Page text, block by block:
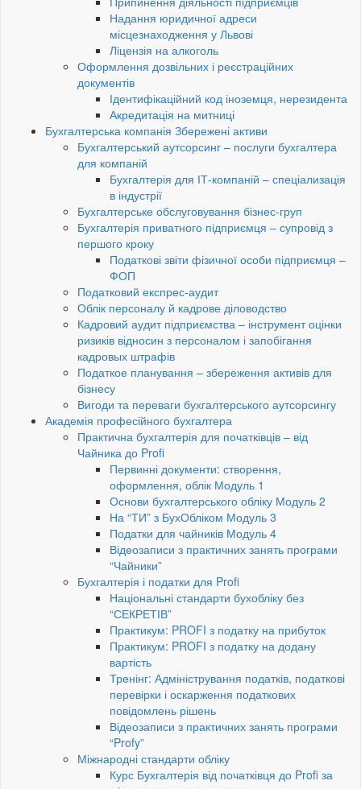
Надання юридичної адреси
місцезнаходження у Львові
Ліцензія на алкоголь
Оформлення дозвільних і реєстраційних
документів
Ідентифікаційний код іноземця, нерезидента
Акредитація на митниці
Бухгалтерська компанія Збережені активи
Бухгалтерський аутсорсинг – послуги бухгалтера
для компаній
Бухгалтерія для ІТ-компаній – спеціализація
в індустрії
Бухгалтерське обслуговування бізнес-груп
Бухгалтерія приватного підприємця – супровід з
першого кроку
Податкові звіти фізичної особи підприємця –
ФОП
Податковий експрес-аудит
Облік персоналу й кадрове діловодство
Кадровий аудит підприємства – інструмент оцінки
ризиків відносин з персоналом і запобігання
кадровых штрафів
Податкое планування – збереження активів для
бізнесу
Вигоди та переваги бухгалтерського аутсорсингу
Академія професійного бухгалтера
Практична бухгалтерія для початківців – від
Чайника до Profi
Первинні документи: створення,
оформлення, облік Модуль 1
Основи бухгалтерського обліку Модуль 2
На “ТИ” з БухОбліком Модуль 3
Податки для чайників Модуль 4
Відеозаписи з практичних занять програми
“Чайники”
Бухгалтерія і податки для Profi
Національні стандарти бухобліку без
“СЕКРЕТІВ”
Практикум: PROFI з податку на прибуток
Практикум: PROFI з податку на додану
вартість
Тренінг: Адміністрування податків, податкові
перевірки і оскарження податкових
повідомлень рішень
Відеозаписи з практичних занять програми
“Profy”
Міжнародні стандарти обліку
Курс Бухгалтерія від початківця до Profi за